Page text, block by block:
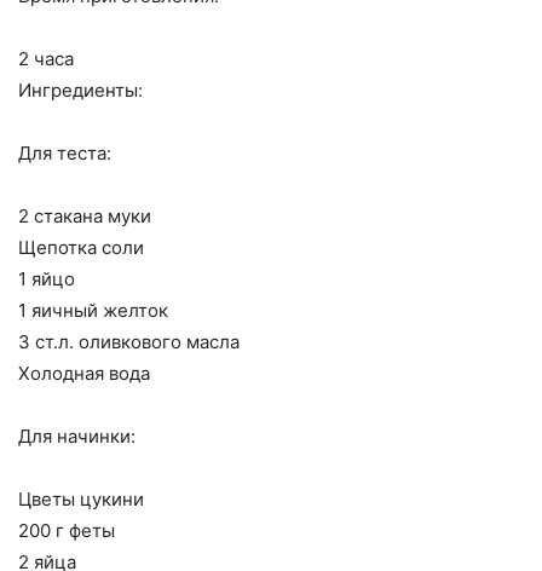
2 часа
Ингредиенты:
Для теста:
2 стакана муки
Щепотка соли
1 яйцо
1 яичный желток
3 ст.л. оливкового масла
Холодная вода
Для начинки:
Цветы цукини
200 г феты
2 яйца